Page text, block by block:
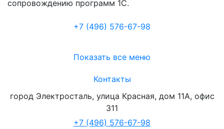
сопровождению программ 1С.
+7 (496) 576-67-98
Показать все меню
Контакты
город Электросталь, улица Красная, дом 11А, офис
311
+7 (496) 576-67-98